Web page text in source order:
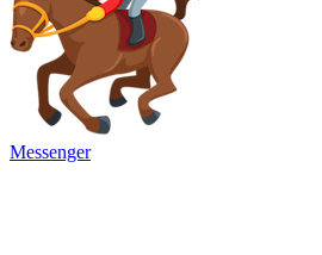
Messenger